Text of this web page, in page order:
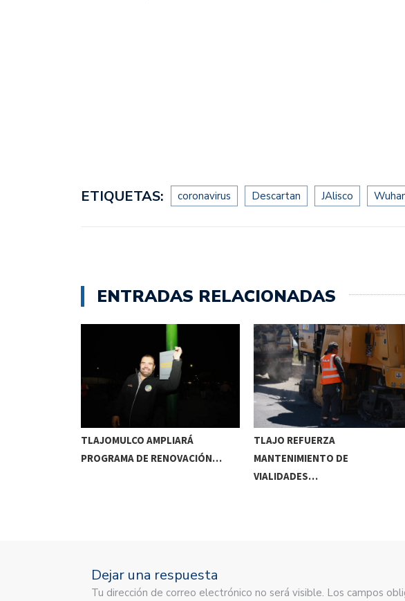
ETIQUETAS: coronavirus Descartan JAlisco
ENTRADAS RELACIONADAS
TLAJOMULCO AMPLIARÁ
PROGRAMA DE RENOVACIÓN…
TLAJO REFUERZA
MANTENIMIENTO DE
VIALIDADES…
Dejar una respuesta
Tu dirección de correo electrónico no será visible. Los campos